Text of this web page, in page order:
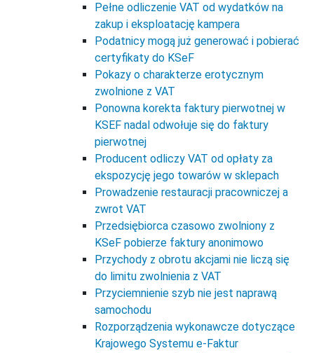
Pełne odliczenie VAT od wydatków na
zakup i eksploatację kampera
Podatnicy mogą już generować i pobierać
certyfikaty do KSeF
Pokazy o charakterze erotycznym
zwolnione z VAT
Ponowna korekta faktury pierwotnej w
KSEF nadal odwołuje się do faktury
pierwotnej
Producent odliczy VAT od opłaty za
ekspozycję jego towarów w sklepach
Prowadzenie restauracji pracowniczej a
zwrot VAT
Przedsiębiorca czasowo zwolniony z
KSeF pobierze faktury anonimowo
Przychody z obrotu akcjami nie liczą się
do limitu zwolnienia z VAT
Przyciemnienie szyb nie jest naprawą
samochodu
Rozporządzenia wykonawcze dotyczące
Krajowego Systemu e-Faktur